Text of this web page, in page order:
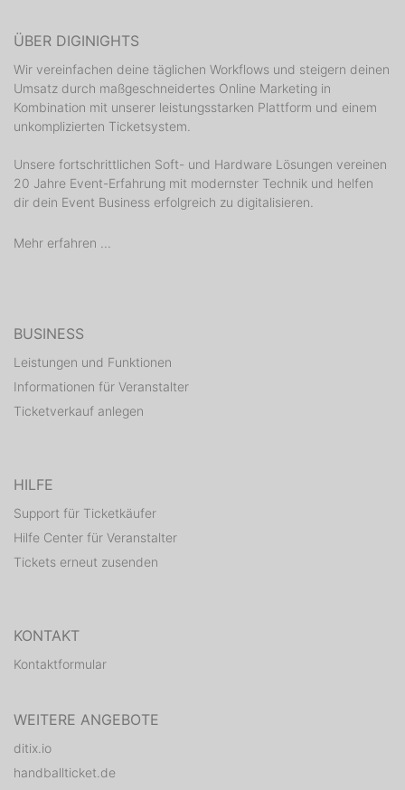
ÜBER DIGINIGHTS
Wir vereinfachen deine täglichen Workflows und steigern deinen
Umsatz durch maßgeschneidertes Online Marketing in
Kombination mit unserer leistungsstarken Plattform und einem
unkomplizierten Ticketsystem.
Unsere fortschrittlichen Soft- und Hardware Lösungen vereinen
20 Jahre Event-Erfahrung mit modernster Technik und helfen
dir dein Event Business erfolgreich zu digitalisieren.
Mehr erfahren ...
BUSINESS
Leistungen und Funktionen
Informationen für Veranstalter
Ticketverkauf anlegen
HILFE
Support für Ticketkäufer
Hilfe Center für Veranstalter
Tickets erneut zusenden
KONTAKT
Kontaktformular
WEITERE ANGEBOTE
ditix.io
handballticket.de